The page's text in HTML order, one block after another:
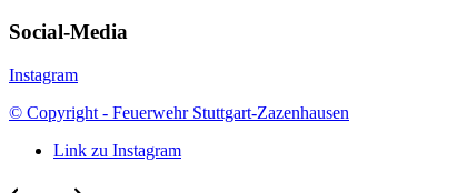
Social-Media
Instagram
© Copyright - Feuerwehr Stuttgart-Zazenhausen
Link zu Instagram